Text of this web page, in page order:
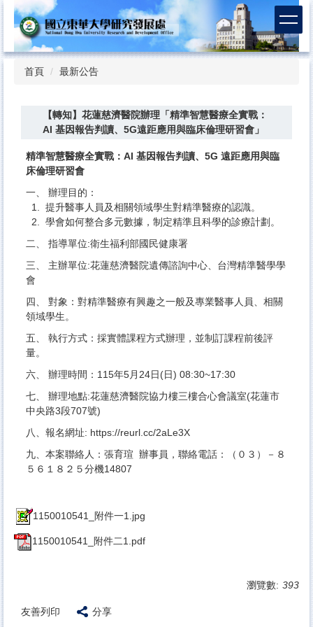
跳
到
要
首頁 最新公告
【轉知】花蓮慈濟醫院辦理「精準智慧醫療全實戰：
AI 基因報告判讀、5G遠距應用與臨床倫理研習會」
精準智慧醫療全實戰：AI 基因報告判讀、5G 遠距應用與臨
床倫理研習會
一、 辦理目的：
1. 提升醫事人員及相關領域學生對精準醫療的認識。
2. 學會如何整合多元數據，制定精準且科學的診療計劃。
二、 指導單位:衛生福利部國民健康署
三、 主辦單位:花蓮慈濟醫院遺傳諮詢中心、台灣精準醫學學
會
四、 對象：對精準醫療有興趣之一般及專業醫事人員、相關
領域學生。
五、 執行方式：採實體課程方式辦理，並制訂課程前後評
量。
六、 辦理時間：115年5月24日(日) 08:30~17:30
七、 辦理地點:花蓮慈濟醫院協力樓三樓合心會議室(花蓮市
中央路3段707號)
八、報名網址: https://reurl.cc/2aLe3X
九、本案聯絡人：張育瑄 辦事員，聯絡電話：（０３）－８
５６１８２５分機14807
1150010541_附件一1.jpg
1150010541_附件二1.pdf
瀏覽數: 393
友善列印 分享